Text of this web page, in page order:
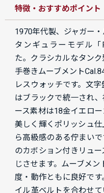
特徴・おすすめポイント
1970年代製、ジャガー
タンギュラーモデル「
た。クラシカルなタン
手巻きムーブメント
レスウォッチです。文
はブラックで統一され
ース素材は18金イエロ
美しく輝くポリッシュ
ら高級感のある佇まい
のカボション付きリュ
じさせます。ムーブメ
度・動作ともに良好で
イル革ベルトを合わせ